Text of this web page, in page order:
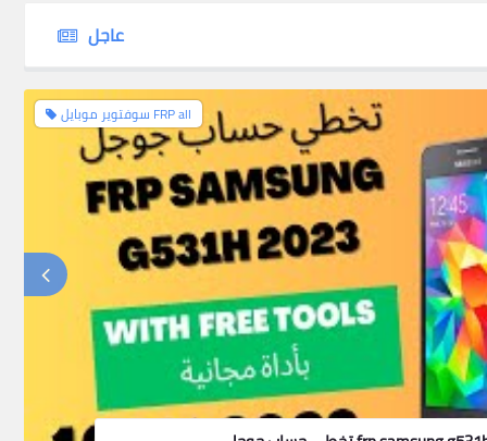
عاجل
سوفتوير موبايل FRP all